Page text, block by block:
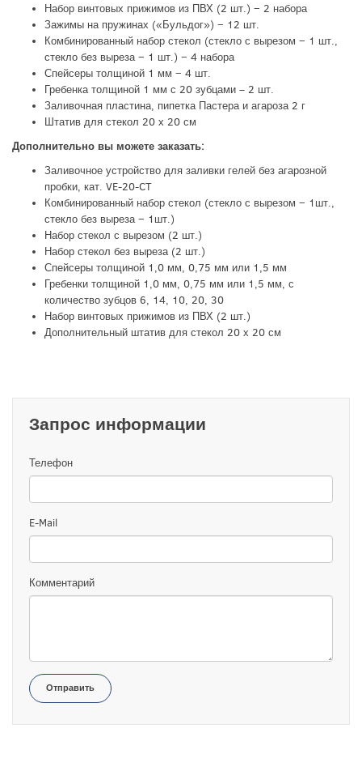
Набор винтовых прижимов из ПВХ (2 шт.) − 2 набора
Зажимы на пружинах («Бульдог») − 12 шт.
Комбинированный набор стекол (стекло с вырезом − 1 шт.,
стекло без выреза − 1 шт.) − 4 набора
Спейсеры толщиной 1 мм − 4 шт.
Гребенка толщиной 1 мм с 20 зубцами – 2 шт.
Заливочная пластина, пипетка Пастера и агароза 2 г
Штатив для стекол 20 х 20 см
Дополнительно вы можете заказать:
Заливочное устройство для заливки гелей без агарозной
пробки, кат. VE-20-CT
Комбинированный набор стекол (стекло с вырезом − 1шт.,
стекло без выреза − 1шт.)
Набор стекол с вырезом (2 шт.)
Набор стекол без выреза (2 шт.)
Спейсеры толщиной 1,0 мм, 0,75 мм или 1,5 мм
Гребенки толщиной 1,0 мм, 0,75 мм или 1,5 мм, с
количество зубцов 6, 14, 10, 20, 30
Набор винтовых прижимов из ПВХ (2 шт.)
Дополнительный штатив для стекол 20 х 20 см
Запрос информации
Телефон
E-Mail
Комментарий
Отправить